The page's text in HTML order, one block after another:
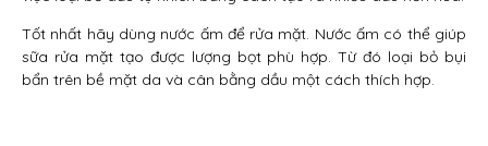
Tốt nhất hãy dùng nước ấm để rửa mặt. Nước ấm có thể giúp
sữa rửa mặt tạo được lượng bọt phù hợp. Từ đó loại bỏ bụi
bẩn trên bề mặt da và cân bằng dầu một cách thích hợp.